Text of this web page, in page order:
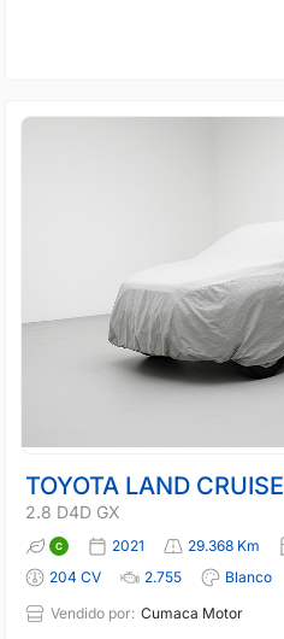
TOYOTA LAND
2.8 D4D GX
2021 29.368 Km
204 CV
2.755
Blanco
Vendido por: Cumaca Motor